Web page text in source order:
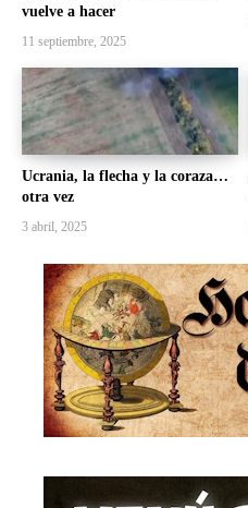
vuelve a hacer
11 septiembre, 2025
Ucrania, la flecha y la coraza…
otra vez
3 abril, 2025